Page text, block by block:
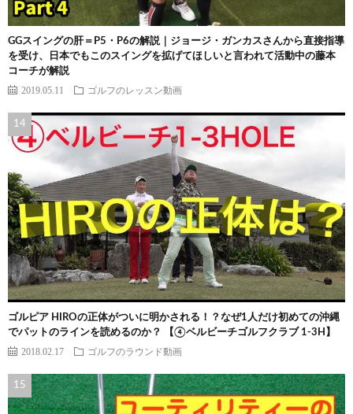
GGスイングの肝＝P5・P6の解説｜ジョージ・ガンカスさんから直接指導
を受け、日本でもこのスイングを拡げてほしいと言われて活動中の藤本
コーチが解説
2019.05.11 ゴルフのレッスン動画
ゴルピア HIROの正体がついに明かされる！？なぜ1人だけ初めての沖縄
でパットのラインを読めるのか？ 【④ベルビーチゴルフクラブ 1-3H】
2018.02.17 ゴルフのラウンド動画